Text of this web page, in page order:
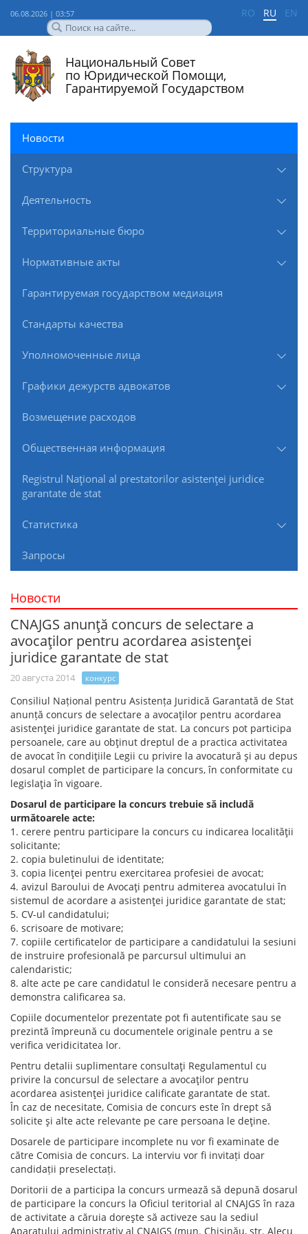
06.08.2026 | 03:57 RO RU EN
Национальный Совет
по Юридической Помощи,
Гарантируемой Государством
Новости
Структура
Деятельность
Территориальные бюро
Нормативные акты
Гарантируемая государством медиация
Стандарты качества
Уполномоченные лица
Графики дежурств адвокатов
Возмещение расходов
Общественная информация
Registrul Naţional al prestatorilor asistenţei juridice
garantate de stat
Статистика
Запросы
Новости
CNAJGS anunţă concurs de selectare a
avocaţilor pentru acordarea asistenţei
juridice garantate de stat
20 августа 2014 конкурс
Consiliul Național pentru Asistența Juridică Garantată de Stat
anunță concurs de selectare a avocaţilor pentru acordarea
asistenţei juridice garantate de stat. La concurs pot participa
persoanele, care au obţinut dreptul de a practica activitatea
de avocat în condiţiile Legii cu privire la avocatură şi au depus
dosarul complet de participare la concurs, în conformitate cu
legislaţia în vigoare.
Dosarul de participare la concurs trebuie să includă
următoarele acte:
1. cerere pentru participare la concurs cu indicarea localităţii
solicitante;
2. copia buletinului de identitate;
3. copia licenţei pentru exercitarea profesiei de avocat;
4. avizul Baroului de Avocaţi pentru admiterea avocatului în
sistemul de acordare a asistenţei juridice garantate de stat;
5. CV-ul candidatului;
6. scrisoare de motivare;
7. copiile certificatelor de participare a candidatului la sesiuni
de instruire profesională pe parcursul ultimului an
calendaristic;
8. alte acte pe care candidatul le consideră necesare pentru a
demonstra calificarea sa.
Copiile documentelor prezentate pot fi autentificate sau se
prezintă împreună cu documentele originale pentru a se
verifica veridicitatea lor.
Pentru detalii suplimentare consultaţi Regulamentul cu
privire la concursul de selectare a avocaţilor pentru
acordarea asistenţei juridice calificate garantate de stat.
În caz de necesitate, Comisia de concurs este în drept să
solicite şi alte acte relevante pe care persoana le deţine.
Dosarele de participare incomplete nu vor fi examinate de
către Comisia de concurs. La interviu vor fi invitați doar
candidații preselectați.
Doritorii de a participa la concurs urmează să depună dosarul
de participare la concurs la Oficiul teritorial al CNAJGS în raza
de activitate a căruia doreşte să activeze sau la sediul
Aparatului administrativ al CNAJGS (mun. Chişinău, str. Alecu